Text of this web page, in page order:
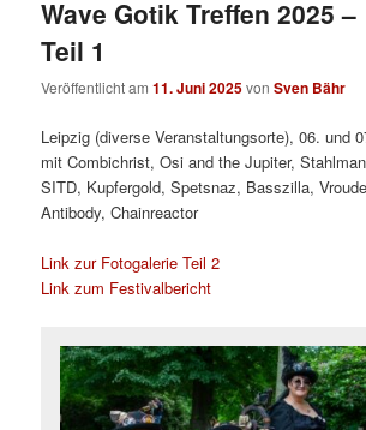
Wave Gotik Treffen 2025 –
Teil 1
Veröffentlicht am11. Juni 2025vonSven Bähr
Leipzig (diverse Veranstaltungsorte), 06. und
mit Combichrist, Osi and the Jupiter,
SITD, Kupfergold, Spetsnaz, Basszilla,
Antibody, Chainreactor
Link zur Fotogalerie Teil 2
Link zum Festivalbericht